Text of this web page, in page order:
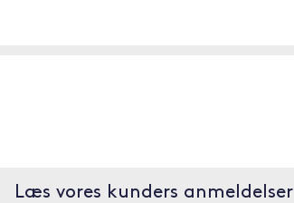
Læs vores kunders anmeldelser